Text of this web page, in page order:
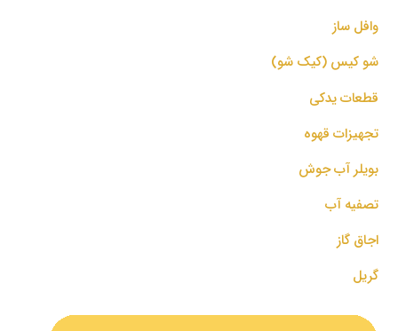
وافل ساز
شو کیس (کیک شو)
قطعات یدکی
تجهیزات قهوه
بویلر آب جوش
تصفیه آب
اجاق گاز
گریل